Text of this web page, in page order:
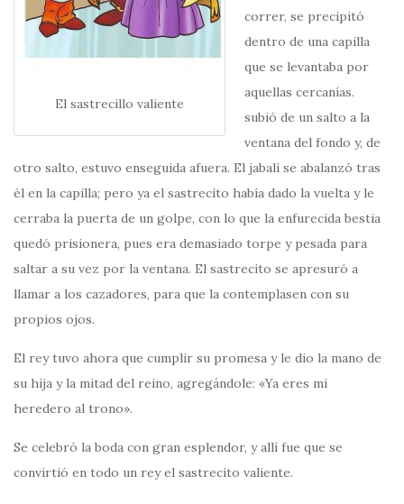
El sastrecillo valiente
correr, se precipitó
dentro de una capilla
que se levantaba por
aquellas cercanías.
subió de un salto a la
ventana del fondo y, de
otro salto, estuvo enseguida afuera. El jabalí se abalanzó tras
él en la capilla; pero ya el sastrecito había dado la vuelta y le
cerraba la puerta de un golpe, con lo que la enfurecida bestia
quedó prisionera, pues era demasiado torpe y pesada para
saltar a su vez por la ventana. El sastrecito se apresuró a
llamar a los cazadores, para que la contemplasen con su
propios ojos.
El rey tuvo ahora que cumplir su promesa y le dio la mano de
su hija y la mitad del reino, agregándole: «Ya eres mi
heredero al trono».
Se celebró la boda con gran esplendor, y allí fue que se
convirtió en todo un rey el sastrecito valiente.